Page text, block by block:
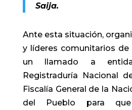
Saija.
Ante esta situación,
y líderes comunitarios de
un llamado a
Registraduría Nacional
Fiscalía General de la
del Pueblo para